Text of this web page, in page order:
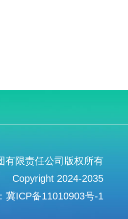
有限责任公司版权所有
Copyright 2024-2035
冀ICP备11010903号-1